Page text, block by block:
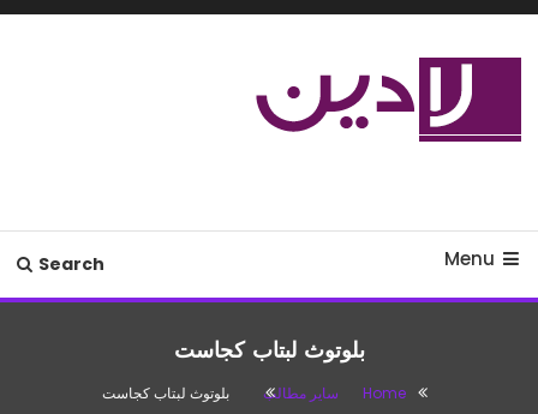
Skip
Menu
Search
بلوتوث لبتاب کجاست
Home سایر مطالب بلوتوث لبتاب کجاست